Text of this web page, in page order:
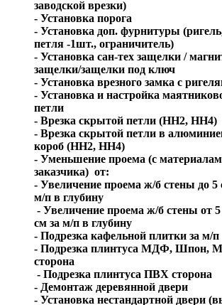
заводской врезки)
- Установка порога
- Установка доп. фурнитуры
петля -1шт., ограничитель)
- Установка сан-тех защелки /
защелки/защелки под ключ
- Установка врезного замка с
- Установка и настройка
петли
- Врезка скрытой петли (HH2, HH4)
- Врезка скрытой петли в
короб (HH2, HH4)
- Уменьшение проема (с
заказчика) от:
- Увеличение проема ж/б стены до 5
м/п в глубину
- Увеличение проема ж/б стены от 5
см за м/п в глубину
- Подрезка кафельной плитки за м/п
- Подрезка плинтуса МДФ, Шпон,
сторона
- Подрезка плинтуса ПВХ сторона
- Демонтаж деревянной двери
- Установка нестандартной двери